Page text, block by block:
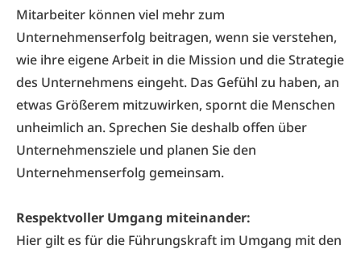
Mitarbeiter können viel mehr zum
Unternehmenserfolg beitragen, wenn sie verstehen,
wie ihre eigene Arbeit in die Mission und die Strategie
des Unternehmens eingeht. Das Gefühl zu haben, an
etwas Größerem mitzuwirken, spornt die Menschen
unheimlich an. Sprechen Sie deshalb offen über
Unternehmensziele und planen Sie den
Unternehmenserfolg gemeinsam.
Respektvoller Umgang miteinander:
Hier gilt es für die Führungskraft im Umgang mit den